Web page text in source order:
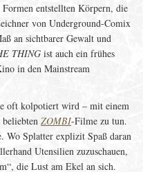
entstellten Körpern, die
von Underground-Comix
an sichtbarer Gewalt und
THING ist auch ein frühes
in den Mainstream
oft kolpotiert wird – mit einem
ZOMBI-Filme zu tun.
Wo Splatter explizit Spaß daran
Utensilien zuzuschauen,
die Lust am Ekel an sich.